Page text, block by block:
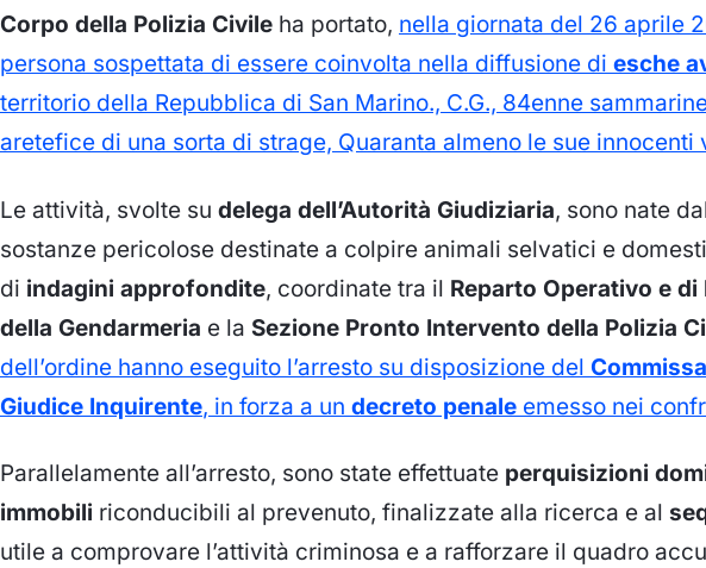
Corpo della Polizia Civile ha portato, nella giornata del 26 aprile
persona sospettata di essere coinvolta nella diffusione di esche
territorio della Repubblica di San Marino., C.G., 84enne
aretefice di una sorta di strage, Quaranta almeno le sue innocenti
Le attività, svolte su delega dell’Autorità Giudiziaria, sono nate
sostanze pericolose destinate a colpire animali selvatici e
di indagini approfondite, coordinate tra il Reparto Operativo e
della Gendarmeria e la Sezione Pronto Intervento della Polizia
dell’ordine hanno eseguito l’arresto su disposizione del
Giudice Inquirente, in forza a un decreto penale emesso nei
Parallelamente all’arresto, sono state effettuate perquisizioni
immobili riconducibili al prevenuto, finalizzate alla ricerca e al
utile a comprovare l’attività criminosa e a rafforzare il quadro